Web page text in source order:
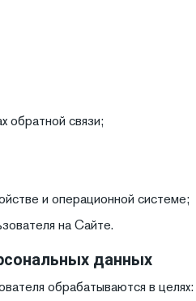
обратной связи;
и операционной системе;
на Сайте.
данных
обрабатываются в целях: